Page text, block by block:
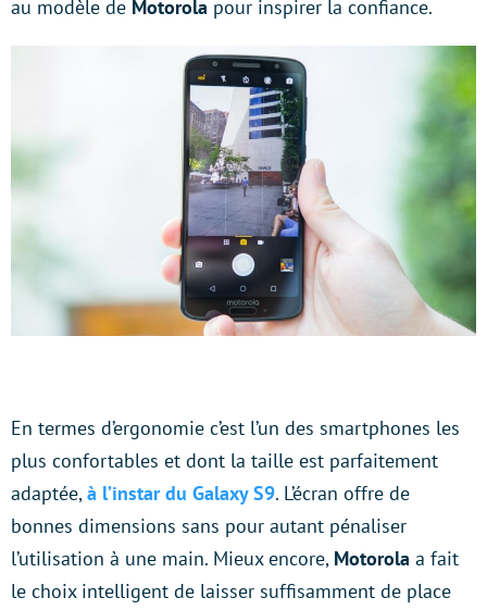
au modèle de Motorola pour inspirer la confiance.
En termes d’ergonomie c’est l’un des smartphones les
plus confortables et dont la taille est parfaitement
adaptée,à l’instar du Galaxy S9. L’écran offre de
bonnes dimensions sans pour autant pénaliser
l’utilisation à une main. Mieux encore, Motorola a fait
le choix intelligent de laisser suffisamment de place